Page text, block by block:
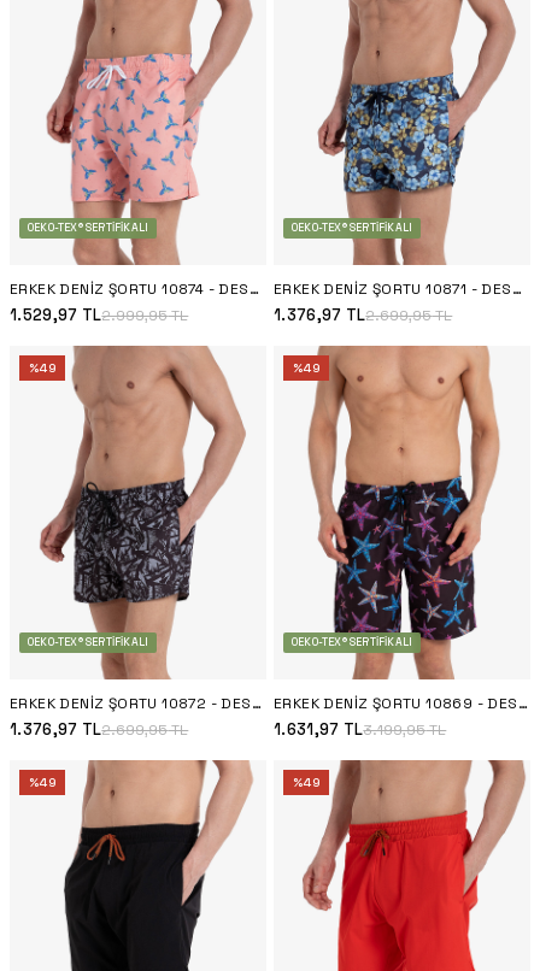
OEKO-TEX® SERTIFIKALI
ERKEK DENIZ ŞORTU 10874 - DESENLI
1.529,97 TL2.999,95TL
OEKO-TEX® SERTIFIKALI
ERKEK DENIZ ŞORTU 10871 - DESENLI
1.376,97 TL2.699,95TL
%49
OEKO-TEX® SERTIFIKALI
ERKEK DENIZ ŞORTU 10872 - DESENLI
1.376,97 TL2.699,95TL
%49
OEKO-TEX® SERTIFIKALI
ERKEK DENIZ ŞORTU 10869 - DESENLI
1.631,97 TL3.199,95TL
%49 %49